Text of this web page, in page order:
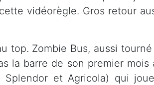
vidéorègle. Gros retour
top. Zombie Bus, aussi
la barre de son premier mois
Splendor et Agricola) qui